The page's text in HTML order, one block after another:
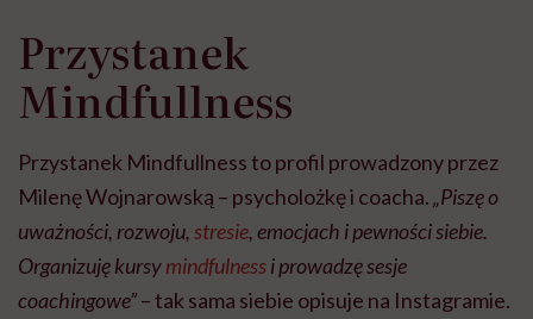
Przystanek
Mindfullness
Przystanek Mindfullness to profil prowadzony przez
Milenę Wojnarowską – psycholożkę i coacha.„Piszę o
uważności, rozwoju,stresie, emocjach i pewności siebie.
Organizuję kursymindfulnessi prowadzę sesje
coachingowe”– tak sama siebie opisuje na Instagramie.